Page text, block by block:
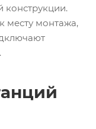
конструкции.
месту монтажа,